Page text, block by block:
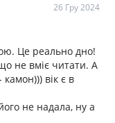
26 Гру 2024
Це реально дно!
не вміє читати. А
камон))) вік є в
не надала, ну а